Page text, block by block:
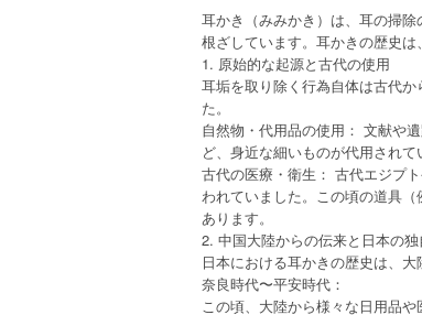
耳かき（みみかき）は、耳の掃
根ざしています。耳かきの歴史は
1. 原始的な起源と古代の使用
耳垢を取り除く行為自体は古代
た。
自然物・代用品の使用： 文献や
ど、身近な細いものが代用されて
古代の医療・衛生： 古代エジプ
われていました。この頃の道具
あります。
2. 中国大陸からの伝来と日本の独
日本における耳かきの歴史は、
奈良時代〜平安時代：
この頃、大陸から様々な日用品